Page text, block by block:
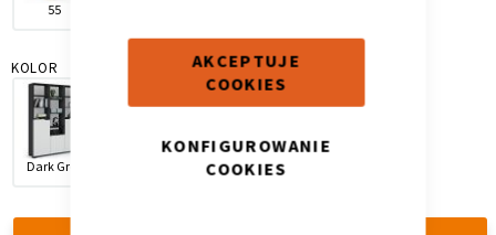
AKCEPTUJE
COOKIES
KONFIGUROWANIE
COOKIES
55
KOLOR
Dark Grey White
Krzesło i fotel Wszystkie meble